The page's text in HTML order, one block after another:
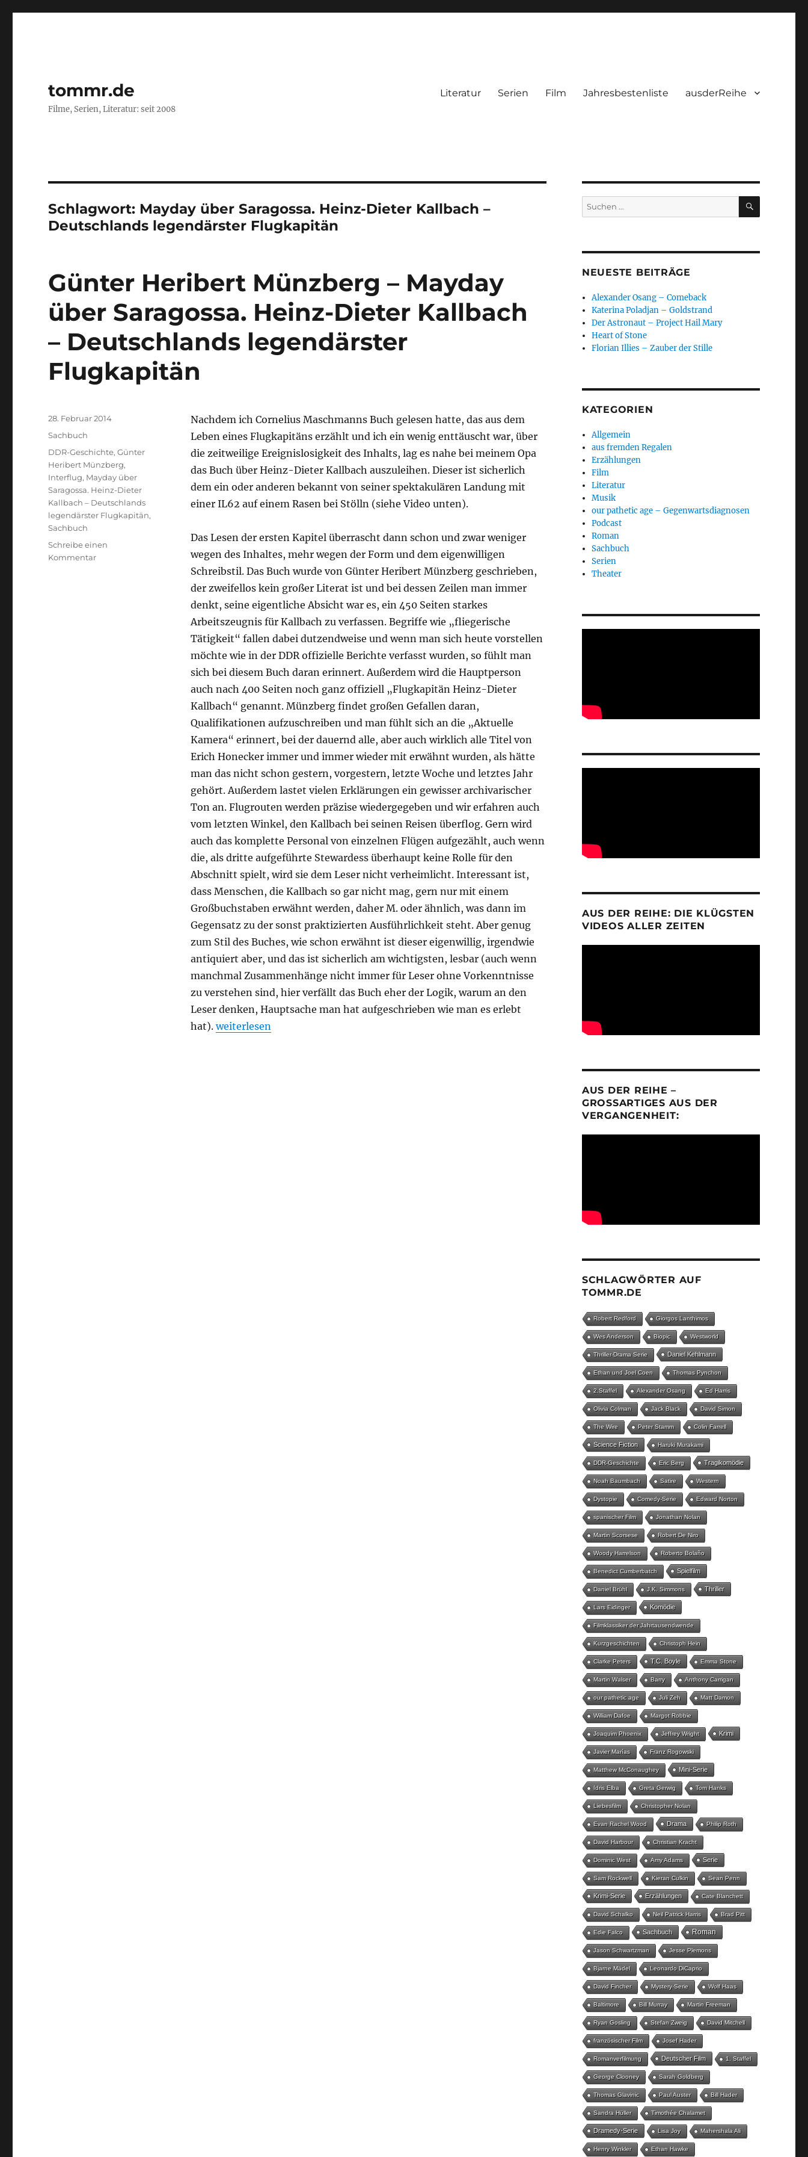
tommr.de
Filme, Serien, Literatur: seit 2008
Literatur Serien Film Jahresbestenliste ausderReihe
Schlagwort: Mayday über Saragossa. Heinz-Dieter Kallbach –
Deutschlands legendärster Flugkapitän
Günter Heribert Münzberg – Mayday
über Saragossa. Heinz-Dieter Kallbach
– Deutschlands legendärster
Flugkapitän
Nachdem ich Cornelius Maschmanns Buch gelesen hatte, das aus dem
Leben eines Flugkapitäns erzählt und ich ein wenig enttäuscht war, über
die zeitweilige Ereignislosigkeit des Inhalts, lag es nahe bei meinem Opa
das Buch über Heinz-Dieter Kallbach auszuleihen. Dieser ist sicherlich
dem ein oder anderen bekannt von seiner spektakulären Landung mit
einer IL62 auf einem Rasen bei Stölln (siehe Video unten).
Das Lesen der ersten Kapitel überrascht dann schon und zwar weniger
wegen des Inhaltes, mehr wegen der Form und dem eigenwilligen
Schreibstil. Das Buch wurde von Günter Heribert Münzberg geschrieben,
der zweifellos kein großer Literat ist und bei dessen Zeilen man immer
denkt, seine eigentliche Absicht war es, ein 450 Seiten starkes
Arbeitszeugnis für Kallbach zu verfassen. Begriffe wie „fliegerische
Tätigkeit“ fallen dabei dutzendweise und wenn man sich heute vorstellen
möchte wie in der DDR offizielle Berichte verfasst wurden, so fühlt man
sich bei diesem Buch daran erinnert. Außerdem wird die Hauptperson
auch nach 400 Seiten noch ganz offiziell „Flugkapitän Heinz-Dieter
Kallbach“ genannt. Münzberg findet großen Gefallen daran,
Qualifikationen aufzuschreiben und man fühlt sich an die „Aktuelle
Kamera“ erinnert, bei der dauernd alle, aber auch wirklich alle Titel von
Erich Honecker immer und immer wieder mit erwähnt wurden, als hätte
man das nicht schon gestern, vorgestern, letzte Woche und letztes Jahr
gehört. Außerdem lastet vielen Erklärungen ein gewisser archivarischer
Ton an. Flugrouten werden präzise wiedergegeben und wir erfahren auch
vom letzten Winkel, den Kallbach bei seinen Reisen überflog. Gern wird
auch das komplette Personal von einzelnen Flügen aufgezählt, auch wenn
die, als dritte aufgeführte Stewardess überhaupt keine Rolle für den
Abschnitt spielt, wird sie dem Leser nicht verheimlicht. Interessant ist,
dass Menschen, die Kallbach so gar nicht mag, gern nur mit einem
Großbuchstaben erwähnt werden, daher M. oder ähnlich, was dann im
Gegensatz zu der sonst praktizierten Ausführlichkeit steht. Aber genug
zum Stil des Buches, wie schon erwähnt ist dieser eigenwillig, irgendwie
antiquiert aber, und das ist sicherlich am wichtigsten, lesbar (auch wenn
manchmal Zusammenhänge nicht immer für Leser ohne Vorkenntnisse
zu verstehen sind, hier verfällt das Buch eher der Logik, warum an den
Leser denken, Hauptsache man hat aufgeschrieben wie man es erlebt
hat).„Günter Heribert Münzberg – Mayday über Saragossa. Heinz-Dieter Kallbach – Deutschlands legendärster Flugkapitän“
weiterlesen
Veröffentlicht
28. Februar 2014
Kategorien
Sachbuch
Schlagwörter
DDR-Geschichte,Günter
Heribert Münzberg,
Interflug, Mayday über
Saragossa. Heinz-Dieter
Kallbach – Deutschlands
legendärster Flugkapitän,
Sachbuch
Schreibe einen
Kommentarzu
Suchen
nach:
SUCHEN
NEUESTE BEITRÄGE
Alexander Osang – Comeback
Katerina Poladjan – Goldstrand
Der Astronaut – Project Hail Mary
Heart of Stone
Florian Illies – Zauber der Stille
KATEGORIEN
Allgemein
aus fremden Regalen
Erzählungen
Film
Literatur
Musik
our pathetic age – Gegenwartsdiagnosen
Podcast
Roman
Sachbuch
Serien
Theater
AUS DER REIHE: DIE KLÜGSTEN
VIDEOS ALLER ZEITEN
AUS DER REIHE –
GROSSARTIGES AUS DER V
ERGANGENHEIT:
SCHLAGWÖRTER AUF
TOMMR.DE
Robert Redford Giorgos Lanthimos
Wes Anderson Biopic Westworld
Thriller-Drama Serie Daniel Kehlmann
Ethan und Joel Coen Thomas Pynchon
2.Staffel Alexander Osang Ed Harris
Olivia Colman Jack Black David Simon
The Wire Peter Stamm Colin Farrell
Science Fiction Haruki Murakami
DDR-Geschichte Eric Berg Tragikomödie
Noah Baumbach Satire Western
Dystopie Comedy-Serie Edward Norton
spanischer Film Jonathan Nolan
Martin Scorsese Robert De Niro
Woody Harrelson Roberto Bolaño
Benedict Cumberbatch Spielfilm
Daniel Brühl J.K. Simmons Thriller
Lars Eidinger Komödie
Filmklassiker der Jahrtausendwende
Kurzgeschichten Christoph Hein
Clarke Peters T.C. Boyle Emma Stone
Martin Walser Barry Anthony Carrigan
our pathetic age Juli Zeh Matt Damon
William Dafoe Margot Robbie
Joaquim Phoenix Jeffrey Wright Krimi
Javier Marías Franz Rogowski
Matthew McConaughey Mini-Serie
Idris Elba Greta Gerwig Tom Hanks
Liebesfilm Christopher Nolan
Evan Rachel Wood Drama Philip Roth
David Harbour Christian Kracht
Dominic West Amy Adams Serie
Sam Rockwell Kieran Culkin Sean Penn
Krimi-Serie Erzählungen Cate Blanchett
David Schalko Neil Patrick Harris Brad Pitt
Edie Falco Sachbuch Roman
Jason Schwartzman Jesse Plemons
Bjarne Mädel Leonardo DiCaprio
David Fincher Mystery-Serie Wolf Haas
Baltimore Bill Murray Martin Freeman
Ryan Gosling Stefan Zweig David Mitchell
französischer Film Josef Hader
Romanverfilmung Deutscher Film 1. Staffel
George Clooney Sarah Goldberg
Thomas Glavinic Paul Auster Bill Hader
Sandra Hüller Timothée Chalamet
Dramedy-Serie Lisa Joy Mahershala Ali
Henry Winkler Ethan Hawke